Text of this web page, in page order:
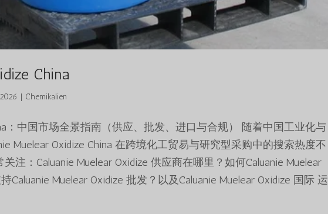
China
| Chemikalien
：中国市场全景指南（供应、批发、进口与合规） 随着中国工业化与
Muelear Oxidize China 在跨境化工贸易与研究型采购中的搜索热度不
注：Caluanie Muelear Oxidize 供应商在哪里？如何Caluanie Muelear
Caluanie Muelear Oxidize 批发？以及Caluanie Muelear Oxidize 国际 运